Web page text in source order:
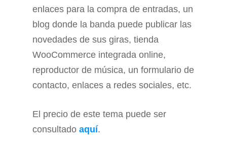
enlaces para la compra de entradas, un
blog donde la banda puede publicar las
novedades de sus giras, tienda
WooCommerce integrada online,
reproductor de música, un formulario de
contacto, enlaces a redes sociales, etc.
El precio de este tema puede ser
consultado aquí.